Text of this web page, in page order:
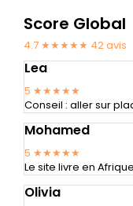
Score Global
4.7 ★★★★★ 42avis
Lea
5 ★★★★★
Conseil : aller sur
Mohamed
5 ★★★★★
Le site livre en Afrique
Olivia